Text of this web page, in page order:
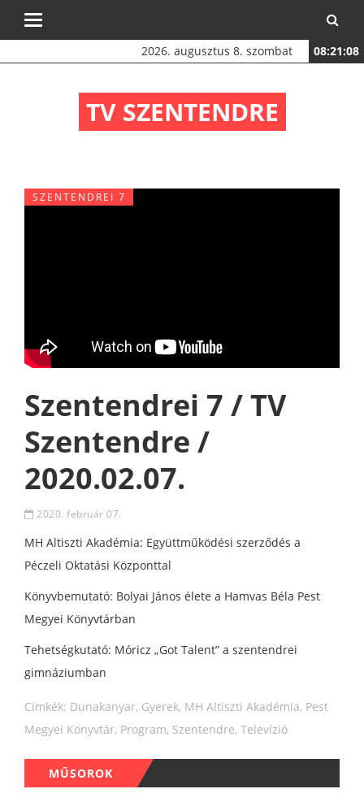
Toggle
2026. augusztus 8. szombat 08:21:08
TV SZENTENDRE
SZENTENDREI 7
Szentendrei 7 / TV
Szentendre /
2020.02.07.
2020. február 07.
MH Altiszti Akadémia: Együttműködési szerződés a
Péczeli Oktatási Központtal
Könyvbemutató: Bolyai János élete a Hamvas Béla Pest
Megyei Könyvtárban
Tehetségkutató: Móricz „Got Talent” a szentendrei
gimnáziumban
Címkék: Dunakanyar, Gyerek, MH Altiszti Akadémia, Pest
Megyei Könyvtár, Program, Szentendre, Televízió
MŰSOROK